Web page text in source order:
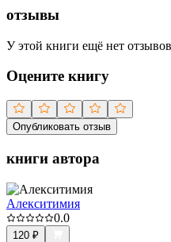
отзывы
У этой книги ещё нет
Оцените книгу
Опубликовать отзыв
книги автора
Алекситимия
0.0
120 ₽